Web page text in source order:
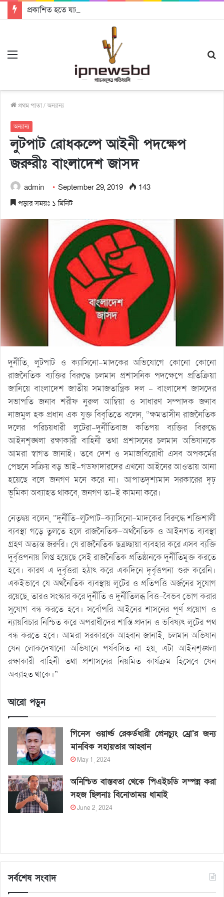
প্রকাশিত হতে যাচ্ছে দি রাবুগার নতুন গান ‘Baljanggi’
প্রথম পাতা/অন্যান্য
অন্যান্য
লুটপাট রোধকল্পে আইনী পদক্ষেপ
জরুরীঃ বাংলাদেশ জাসদ
admin September 29, 2019
143
পড়ার সময়ঃ ১ মিনিট
দুর্নীতি, লুটপাট ও ক্যাসিনো-মাদকের অভিযোগে কোনো কোনো
রাজনৈতিক ব্যক্তির বিরুদ্ধে চলমান প্রশাসনিক পদক্ষেপে প্রতিক্রিয়া
জানিয়ে বাংলাদেশ জাতীয় সমাজতান্ত্রিক দল – বাংলাদেশ জাসদের
সভাপতি জনাব শরীফ নুরুল আম্বিয়া ও সাধারণ সম্পাদক জনাব
নাজমুল হক প্রধান এক যুক্ত বিবৃতিতে বলেন, “ক্ষমতাসীন রাজনৈতিক
দলের পরিচয়ধারী লুটেরা-দুর্নীতিবাজ কতিপয় ব্যক্তির বিরুদ্ধে
আইনশৃঙ্খলা রক্ষাকারী বাহিনী তথা প্রশাসনের চলমান অভিযানকে
আমরা স্বাগত জানাই। তবে দেশ ও সমাজবিরোধী এসব অপকর্মের
পেছনে সক্রিয় বড় ভাই-গডফাদারদের এখনো আইনের আওতায় আনা
হয়েছে বলে জনগণ মনে করে না। আপাতদৃশ্যমান সরকারের দৃঢ়
ভূমিকা অব্যাহত থাকবে, জনগণ তা-ই কামনা করে।
নেতৃদ্বয় বলেন, “দুর্নীতি-লুটপাট-ক্যাসিনো-মাদকের বিরুদ্ধে শক্তিশালী
ব্যবস্থা গড়ে তুলতে হলে রাজনৈতিক-অর্থনৈতিক ও আইনগত ব্যবস্থা
গ্রহণ অত্যন্ত জরুরি। যে রাজনৈতিক ছত্রচ্ছায়া ব্যবহার করে এসব ব্যক্তি
দুর্বৃত্তপনায় লিপ্ত হয়েছে সেই রাজনৈতিক প্রতিষ্ঠানকে দুর্নীতিমুক্ত করতে
হবে। কারণ এ দুর্বৃত্তরা হঠাৎ করে একদিনে দৃর্বৃত্তপনা শুরু করেনি।
একইভাবে যে অর্থনৈতিক ব্যবস্থায় লুটের ও প্রতিপত্তি অর্জনের সুযোগ
রয়েছে, তারও সংস্কার করে দুর্নীতি ও দুর্নীতিলব্ধ বিত্ত-বৈভব ভোগ করার
সুযোগ বন্ধ করতে হবে। সর্বোপরি আইনের শাসনের পূর্ণ প্রয়োগ ও
ন্যায়বিচার নিশ্চিত করে অপরাধীদের শাস্তি প্রদান ও ভবিষ্যৎ লুটের পথ
বন্ধ করতে হবে। আমরা সরকারকে আহ্বান জানাই, চলমান অভিযান
যেন লোকদেখানো অভিযানে পর্যবসিত না হয়, এটা আইনশৃঙ্খলা
রক্ষাকারী বাহিনী তথা প্রশাসনের নিয়মিত কার্যক্রম হিসেবে যেন
অব্যাহত থাকে।”
আরো পড়ুন
গিনেস ওয়ার্ল্ড রেকর্ডধারী প্রেনচ্যুং ম্রো’র জন্য
মানবিক সহায়তার আহ্বান
May 1, 2024
অনিশ্চিত বাস্তবতা থেকে পিএইচডি সম্পন্ন করা
সহজ ছিলনাঃ বিনোতাময় ধামাই
June 2, 2024
সর্বশেষ সংবাদ